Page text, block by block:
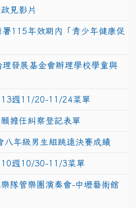
見影片
115年效期內「青少年健康促
發展基金會辦理學校學童與
13週11/20-11/24菜單
擔任糾察登記表單
八年級男生組跳遠決賽成績
週10/30-11/3菜單
隊管樂團演奏會-中壢藝術館